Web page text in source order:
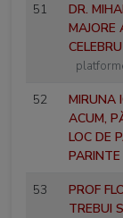
51
DR.
MAJORE
52
MIRUNA
ACUM,
LOC DE
53
PROF
TREBUI